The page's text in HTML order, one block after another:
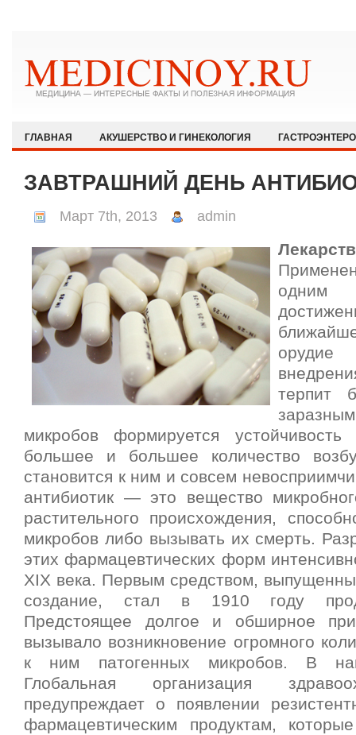
ГЛАВНАЯ АКУШЕРСТВО И ГИНЕКОЛОГИЯ
КАРДИОЛОГИЯ
МЕДИЦИНА И ОБЩЕСТВО
НЕВРОЛОГИЯ
ОФТАЛЬМОЛОГИЯ
ПЕДИАТРИЯ
ПСИХИАТРИЯ И
РЕВМАТОЛОГИЯ И НЕФРОЛОГИЯ
СЕКСОЛОГИЯ
ХИРУРГИЯ
ЭКСТРЕННАЯ МЕДИЦИНА ЭНДОКРИНОЛОГИЯ
ЗАВТРАШНИЙ ДЕНЬ
Март 7th, 2013 admin
одним
орудие
терпит
микробов формируется
большее и большее количество
становится к ним и совсем
антибиотик — это вещество
растительного происхождения,
микробов либо вызывать их смерть.
этих фармацевтических форм
XIX века. Первым средством,
создание, стал в 1910 году
Предстоящее долгое и обширное
вызывало возникновение огромного
к ним патогенных микробов. В
Глобальная организация
предупреждает о появлении
фармацевтическим продуктам,